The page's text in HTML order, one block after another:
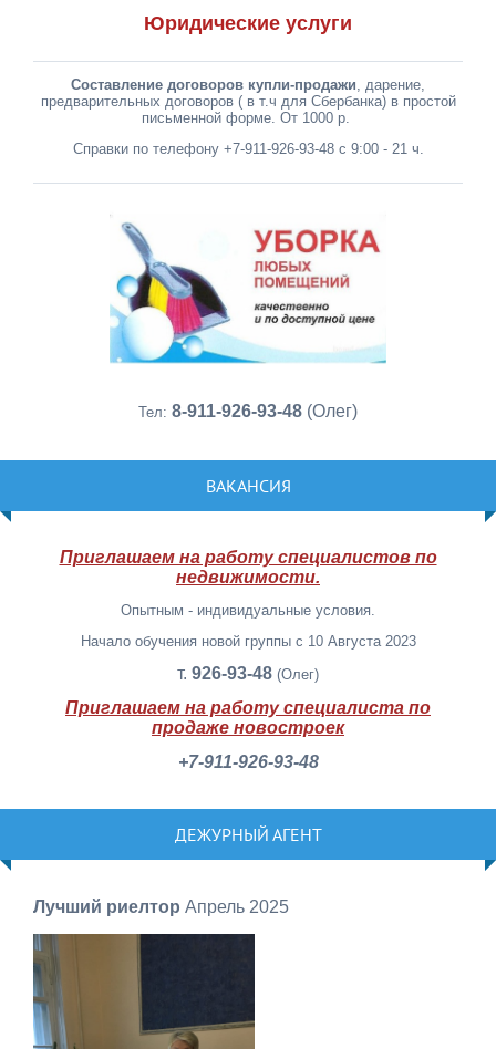
Юридические услуги
Составление договоров купли-продажи , дарение,
предварительных договоров ( в т.ч для Сбербанка) в простой
письменной форме. От 1000 р.
Справки по телефону +7-911-926-93-48 с 9:00 - 21 ч.
Тел: 8-911-926-93-48 (Олег)
ВАКАНСИЯ
Приглашаем на работу специалистов по
недвижимости.
Опытным - индивидуальные условия.
Начало обучения новой группы с 10 Августа 2023
т. 926-93-48 (Олег)
Приглашаем на работу специалиста по
продаже новостроек
+7-911-926-93-48
ДЕЖУРНЫЙ АГЕНТ
Лучший риелтор Апрель 2025